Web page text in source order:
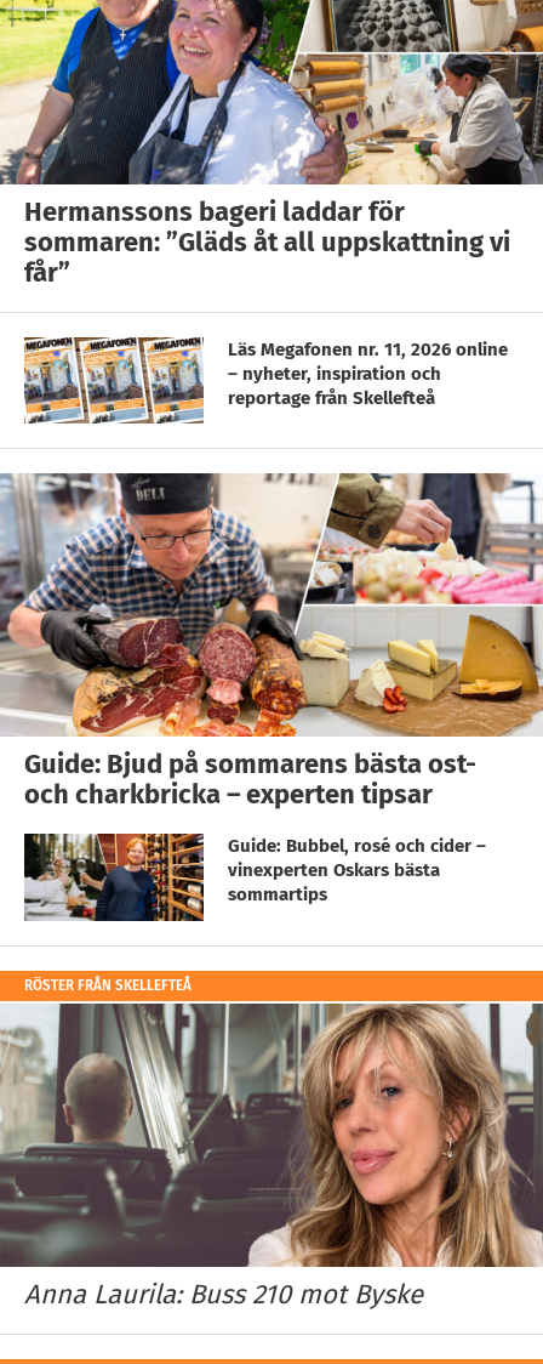
Hermanssons bageri laddar för
sommaren: ”Gläds åt all uppskattning vi
får”
Läs Megafonen nr. 11, 2026 online
– nyheter, inspiration och
reportage från Skellefteå
Guide: Bjud på sommarens bästa ost-
och charkbricka – experten tipsar
Guide: Bubbel, rosé och cider –
vinexperten Oskars bästa
sommartips
RÖSTER FRÅN SKELLEFTEÅ
Anna Laurila: Buss 210 mot Byske